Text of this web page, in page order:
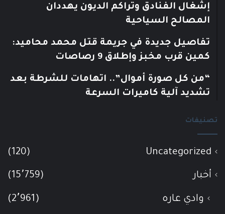
إشغال الفنادق وتراكم الديون يهددان
المصالح السياحية
تفاصيل جديدة في جريمة قتل محمد محاميد:
كمين قرب مخبز وإطلاق 9 رصاصات
“من كل صورة أموال”.. اتهامات للشرطة بعد
تشديد آلية كاميرات السرعة
تصنيفات
Uncategorized
(120)
أخبار (15٬759)
وادي عاره (2٬961)